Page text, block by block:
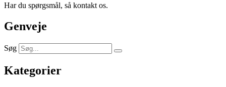
Har du spørgsmål, så kontakt os.
Genveje
Søg
Kategorier